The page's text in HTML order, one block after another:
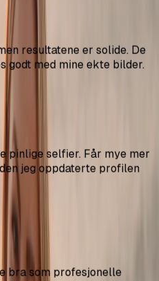
bra som profesjonelle
variere profilen din. Flott
utmerkede bilder. Pass
av høy kvalitet.